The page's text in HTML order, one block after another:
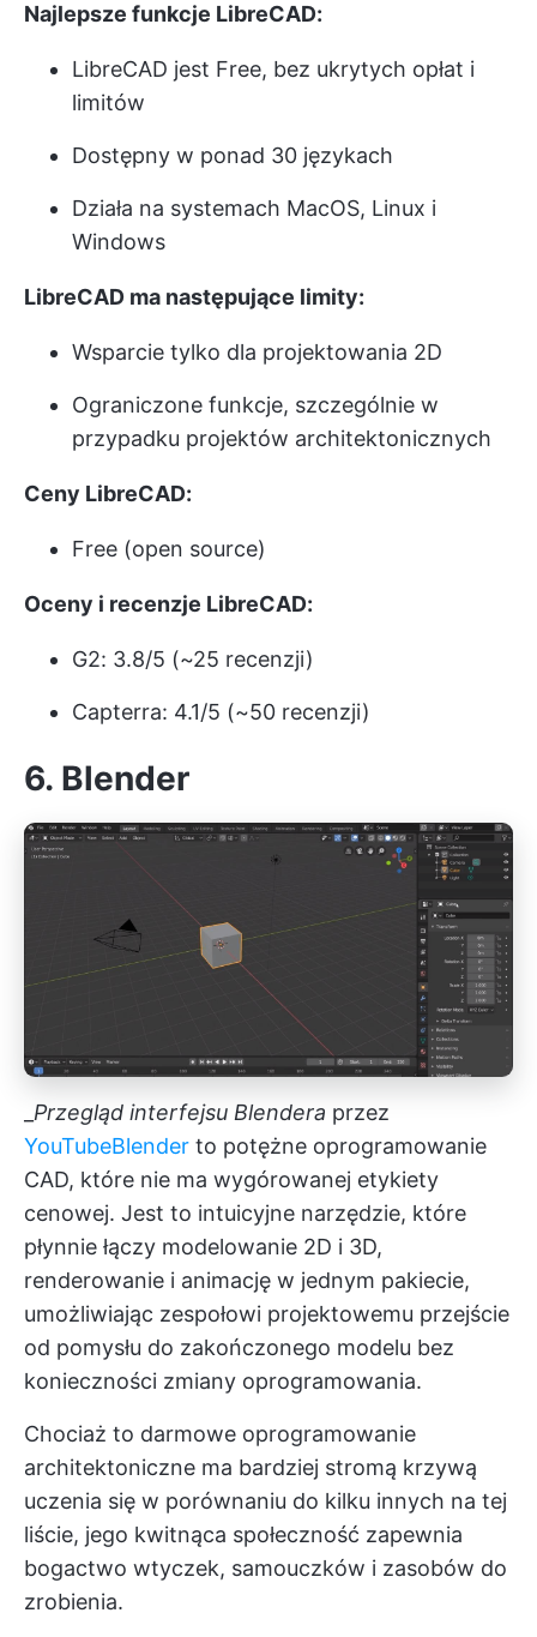
Najlepsze funkcje LibreCAD:
LibreCAD jest Free, bez ukrytych opłat i
limitów
Dostępny w ponad 30 językach
Działa na systemach MacOS, Linux i
Windows
LibreCAD ma następujące limity:
Wsparcie tylko dla projektowania 2D
Ograniczone funkcje, szczególnie w
przypadku projektów architektonicznych
Ceny LibreCAD:
Free (open source)
Oceny i recenzje LibreCAD:
G2: 3.8/5 (~25 recenzji)
Capterra: 4.1/5 (~50 recenzji)
6. Blender
Przegląd interfejsu Blendera przez
YouTubeBlender to potężne oprogramowanie
CAD, które nie ma wygórowanej etykiety
cenowej. Jest to intuicyjne narzędzie, które
płynnie łączy modelowanie 2D i 3D,
renderowanie i animację w jednym pakiecie,
umożliwiając zespołowi projektowemu przejście
od pomysłu do zakończonego modelu bez
konieczności zmiany oprogramowania.
Chociaż to darmowe oprogramowanie
architektoniczne ma bardziej stromą krzywą
uczenia się w porównaniu do kilku innych na tej
liście, jego kwitnąca społeczność zapewnia
bogactwo wtyczek, samouczków i zasobów do
zrobienia.